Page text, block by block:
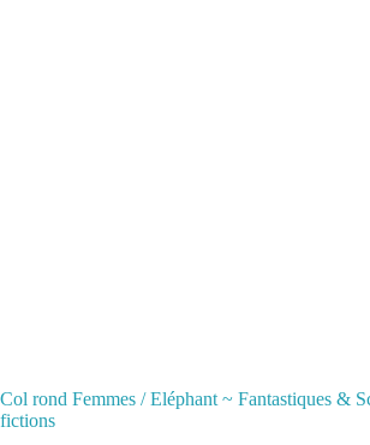
Col rond Femmes / Eléphant ~ Fantastiques &
fictions